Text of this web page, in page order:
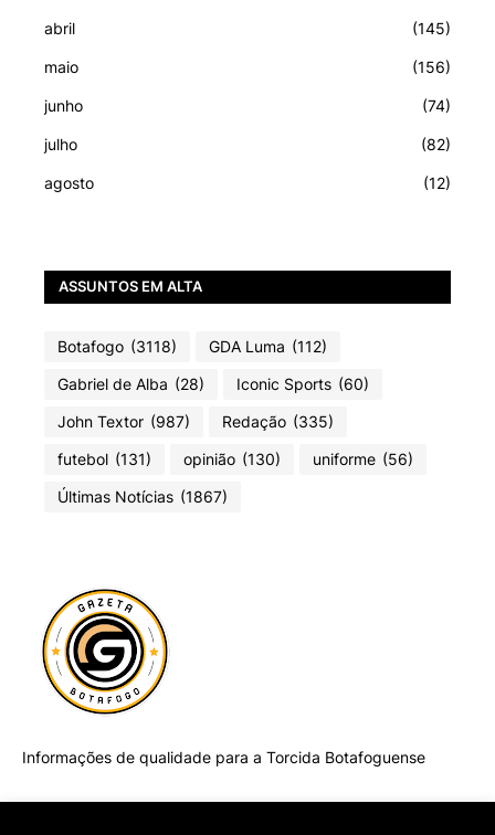
abril (145)
maio (156)
junho (74)
julho (82)
agosto (12)
ASSUNTOS EM ALTA
Botafogo (3118) GDA Luma (112)
Gabriel de Alba (28) Iconic Sports (60)
John Textor (987) Redação (335)
futebol (131) opinião (130) uniforme (56)
Últimas Notícias (1867)
Informações de qualidade para a Torcida Botafoguense